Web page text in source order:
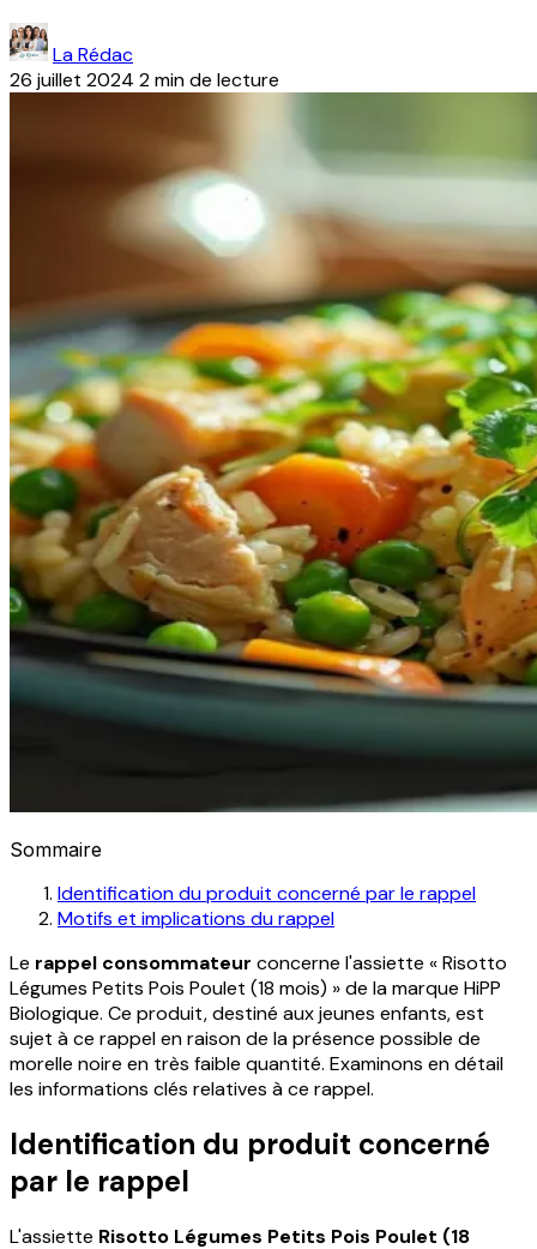
La Rédac
26 juillet 2024 2 min de lecture
Sommaire
Identification du produit concerné par le rappel
Motifs et implications du rappel
Le rappel consommateur concerne l'assiette « Risotto
Légumes Petits Pois Poulet (18 mois) » de la marque HiPP
Biologique. Ce produit, destiné aux jeunes enfants, est
sujet à ce rappel en raison de la présence possible de
morelle noire en très faible quantité. Examinons en détail
les informations clés relatives à ce rappel.
Identification du produit concerné
par le rappel
L'assiette Risotto Légumes Petits Pois Poulet (18